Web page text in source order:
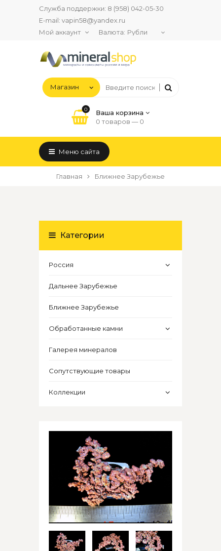
Служба поддержки: 8 (958) 042-05-30
E-mail: vapin58@yandex.ru
Мой аккаунт
Валюта:
0
Ваша корзина
0 товаров — 0
Меню сайта
Главная Ближнее Зарубежье
Категории
Россия
Дальнее Зарубежье
Ближнее Зарубежье
Обработанные камни
Галерея минералов
Сопутствующие товары
Коллекции